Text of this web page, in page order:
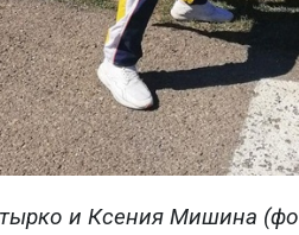
и Ксения Мишина